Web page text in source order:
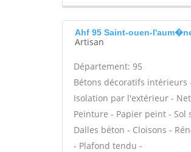
Ahf 95 Saint-ouen-
Artisan
Département: 95
Bétons décoratifs intérieurs
Isolation par l'extérieur -
Peinture - Papier peint - Sol
Dalles béton - Cloisons -
- Plafond tendu -